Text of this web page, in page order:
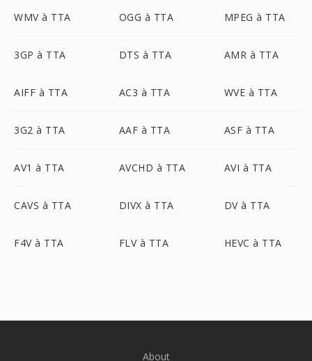
WMV à TTA OGG à TTA MPEG à TTA
3GP à TTA DTS à TTA AMR à TTA
AIFF à TTA AC3 à TTA WVE à TTA
3G2 à TTA AAF à TTA ASF à TTA
AV1 à TTA AVCHD à TTA AVI à TTA
CAVS à TTA DIVX à TTA DV à TTA
F4V à TTA FLV à TTA HEVC à TTA
About